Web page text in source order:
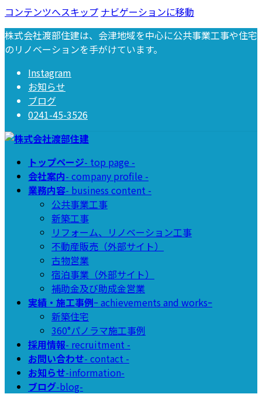
コンテンツへスキップ ナビゲーションに移動
株式会社渡部住建は、会津地域を中心に公共事業工事や住宅
のリノベーションを手がけています。
Instagram
お知らせ
ブログ
0241-45-3526
トップページ- top page -
会社案内- company profile -
業務内容- business content -
公共事業工事
新築工事
リフォーム、リノベーション工事
不動産販売（外部サイト）
古物営業
宿泊事業（外部サイト）
補助金及び助成金営業
実績・施工事例ｰ achievements and worksｰ
新築住宅
360°パノラマ施工事例
採用情報- recruitment -
お問い合わせ- contact -
お知らせ-information-
ブログ-blog-